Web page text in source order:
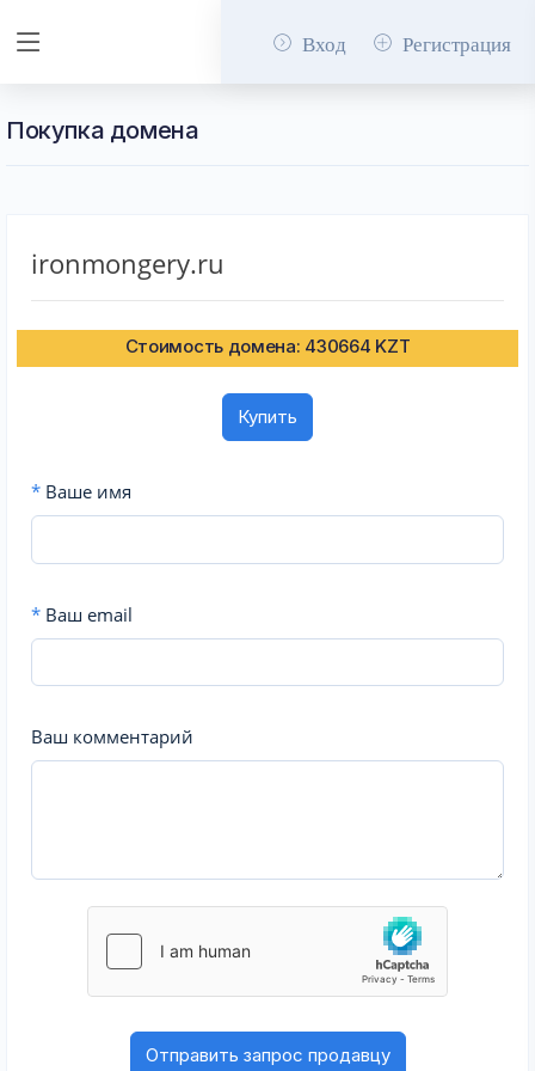
Вход Регистрация
Покупка домена
ironmongery.ru
Стоимость домена: 430664 KZT
Купить
* Ваше имя
* Ваш email
Ваш комментарий